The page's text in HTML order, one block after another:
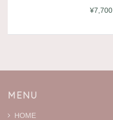
¥7,700
MENU
HOME